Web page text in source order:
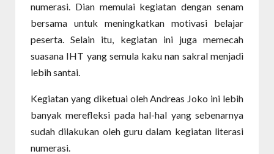
numerasi. Dian memulai kegiatan dengan senam
bersama untuk meningkatkan motivasi belajar
peserta. Selain itu, kegiatan ini juga memecah
suasana IHT yang semula kaku nan sakral menjadi
lebih santai.
Kegiatan yang diketuai oleh Andreas Joko ini lebih
banyak merefleksi pada hal-hal yang sebenarnya
sudah dilakukan oleh guru dalam kegiatan literasi
numerasi.